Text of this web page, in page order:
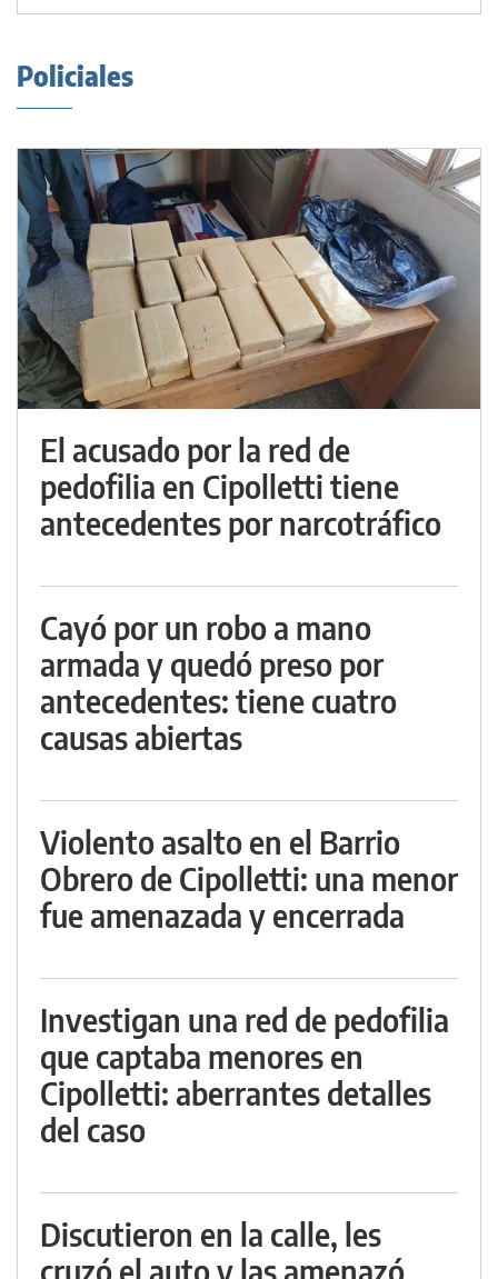
Policiales
El acusado por la red de
pedofilia en Cipolletti tiene
antecedentes por narcotráfico
Cayó por un robo a mano
armada y quedó preso por
antecedentes: tiene cuatro
causas abiertas
Violento asalto en el Barrio
Obrero de Cipolletti: una menor
fue amenazada y encerrada
Investigan una red de pedofilia
que captaba menores en
Cipolletti: aberrantes detalles
del caso
Discutieron en la calle, les
cruzó el auto y las amenazó